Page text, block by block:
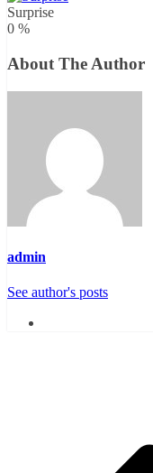
Surprise
0 %
About The Author
admin
See author's posts